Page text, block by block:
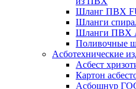
Шланг ПВХ
Шланги
Шланги ПВХ
Поливочные
Асботехнические
Асбест
Картон
Асбошнур